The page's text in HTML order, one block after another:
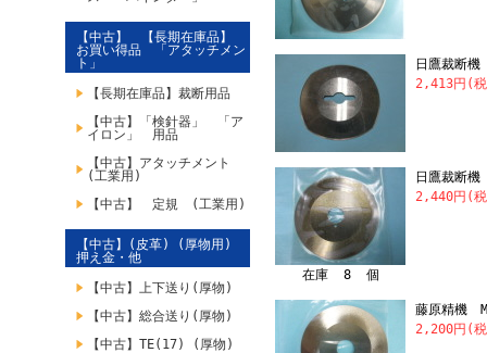
【中古】 【長期在庫品】
お買い得品 「アタッチメン
ト」
【長期在庫品】裁断用品
【中古】「検針器」 「ア
イロン」 用品
【中古】アタッチメント
(工業用)
【中古】 定規 (工業用)
【中古】(皮革) (厚物用)
押え金・他
【中古】上下送り(厚物)
【中古】総合送り(厚物)
【中古】TE(17) (厚物)
日鷹裁断
2,413円(
在庫 8 個
日鷹裁断
2,440円(
藤原精機
2,200円(